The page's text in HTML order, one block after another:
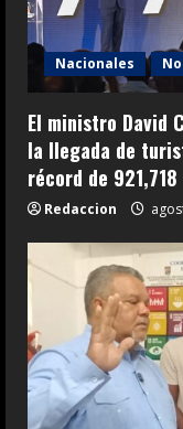
Nacionales
El ministro David
la llegada de
récord de
Redaccion